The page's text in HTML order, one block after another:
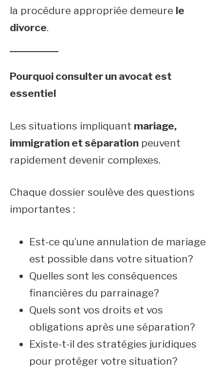
la procédure appropriée demeure le
divorce.
Pourquoi consulter un avocat est
essentiel
Les situations impliquant mariage,
immigration et séparation peuvent
rapidement devenir complexes.
Chaque dossier soulève des questions
importantes :
Est-ce qu’une annulation de mariage
est possible dans votre situation?
Quelles sont les conséquences
financières du parrainage?
Quels sont vos droits et vos
obligations après une séparation?
Existe-t-il des stratégies juridiques
pour protéger votre situation?